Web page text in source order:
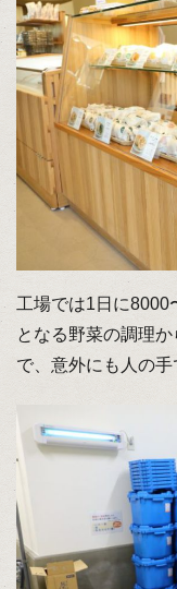
工場では1日に8000
となる野菜の調理
で、意外にも人の手